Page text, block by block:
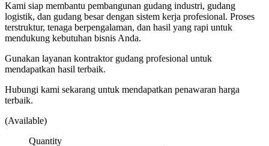
Kami siap membantu pembangunan gudang industri, gudang
logistik, dan gudang besar dengan sistem kerja profesional. Proses
terstruktur, tenaga berpengalaman, dan hasil yang rapi untuk
mendukung kebutuhan bisnis Anda.
Gunakan layanan kontraktor gudang profesional untuk
mendapatkan hasil terbaik.
Hubungi kami sekarang untuk mendapatkan penawaran harga
terbaik.
(Available)
Quantity